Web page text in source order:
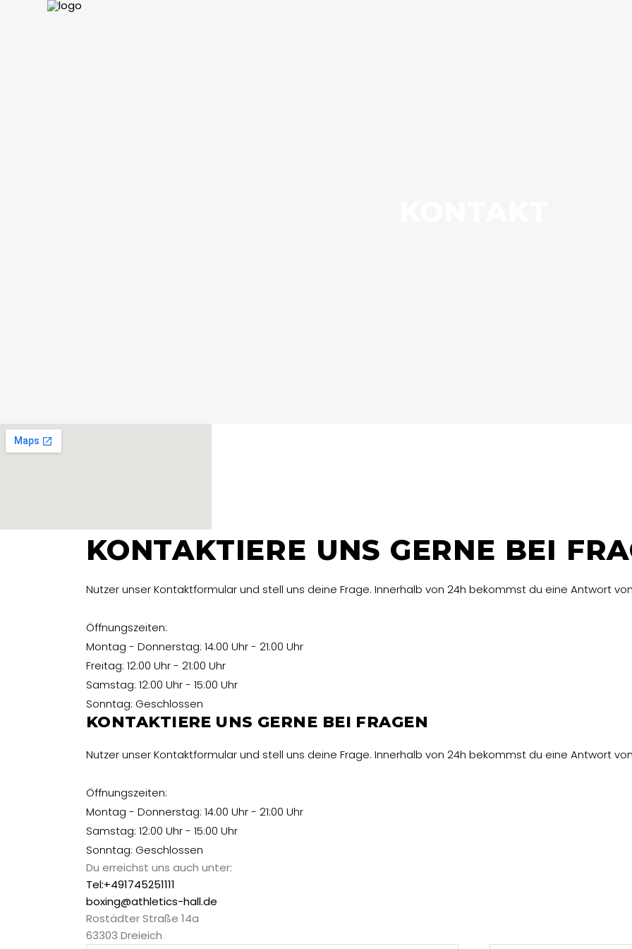
KONTAKTIERE UNS GERNE BEI
Nutzer unser Kontaktformular und stell uns deine Frage. Innerhalb von 24h bekommst du eine Antwort
Öffnungszeiten:
Montag - Donnerstag: 14:00 Uhr - 21:00 Uhr
Freitag: 12:00 Uhr - 21:00 Uhr
Samstag: 12:00 Uhr - 15:00 Uhr
Sonntag: Geschlossen
KONTAKTIERE UNS GERNE BEI FRAGEN
Nutzer unser Kontaktformular und stell uns deine Frage. Innerhalb von 24h bekommst du eine Antwort
Öffnungszeiten:
Montag - Donnerstag: 14:00 Uhr - 21:00 Uhr
Samstag: 12:00 Uhr - 15:00 Uhr
Sonntag: Geschlossen
Du erreichst uns auch unter:
Tel:+491745251111
boxing@athletics-hall.de
Rostädter Straße 14a
63303 Dreieich